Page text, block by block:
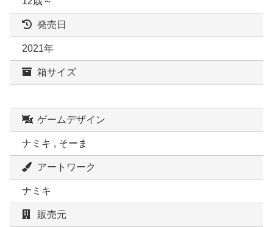
発売日
2021年
箱サイズ
ゲームデザイン
ナミキ , そーま
アートワーク
ナミキ
販売元